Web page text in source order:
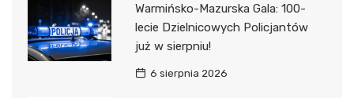
Warmińsko-Mazurska Gala: 100-
lecie Dzielnicowych Policjantów
już w sierpniu!
6 sierpnia 2026